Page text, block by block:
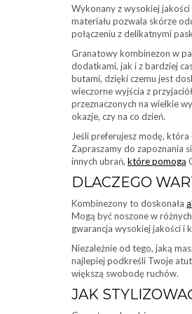
Wykonany z wysokiej
materiału pozwala skórze
połączeniu z delikatnymi
Granatowy kombinezon w
dodatkami, jak i z bardziej
butami, dzięki czemu jest
wieczorne wyjścia z
przeznaczonych na wielkie
okazje, czy na co dzień.
Jeśli preferujesz modę,
Zapraszamy do zapoznania
innych ubrań, które pomogą
DLACZEGO
Kombinezony to doskonała
Mogą być noszone w
gwarancja wysokiej jakości i
Niezależnie od tego, jaką
najlepiej podkreśli Twoje
większą swobodę ruchów.
JAK